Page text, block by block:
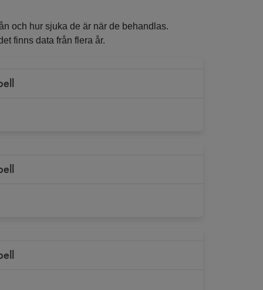
och hur sjuka de är när de behandlas.
finns data från flera år.